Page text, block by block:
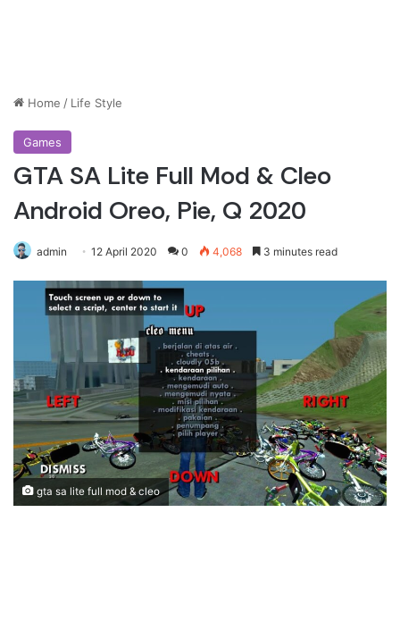
Home / Life Style
Games
GTA SA Lite Full Mod & Cleo
Android Oreo, Pie, Q 2020
admin 12 April 2020 0 4,068 3 minutes read
gta sa lite full mod & cleo